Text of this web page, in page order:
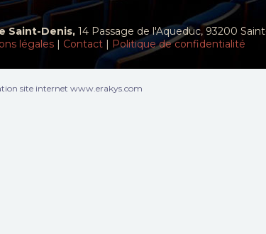
Saint-Denis, 14 Passage de l'Aqueduc, 93200
légales| Contact| Politique de confidentialité
site internet www.erakys.com